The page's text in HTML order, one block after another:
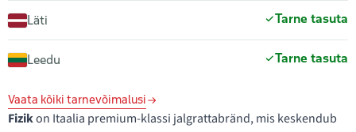
Läti Tarne tasuta
Leedu Tarne tasuta
Vaata kõiki tarnevõimalusi
Fizikon Itaalia premium-klassi jalgrattabränd, mis keskendub